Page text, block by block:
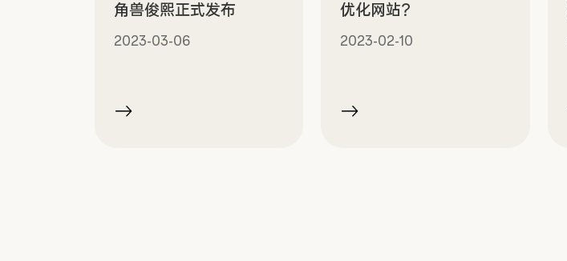
角兽俊熙正式发布
2023-03-06
优化网站？
2023-02-10